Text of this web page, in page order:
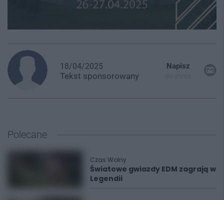
18/04/2025
Tekst sponsorowany
Napisz
Polecane
Czas Wolny
Światowe gwiazdy EDM zagrają w
Legendii